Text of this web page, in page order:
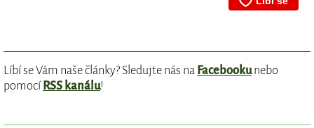
Líbí se Vám naše články? Sledujte nás na Facebookunebo
pomocíRSS kanálu!